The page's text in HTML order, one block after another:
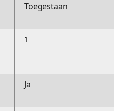
Toegestaan
1
Ja